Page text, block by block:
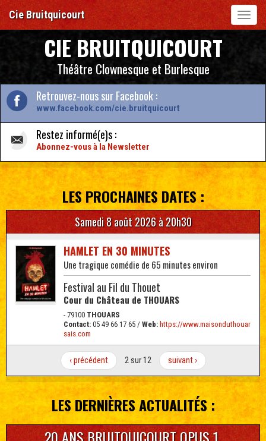
A
o
n
u
p
n
c
i
Cie Bruitquicourt
CIE BRUITQUICOURT
Théâtre Clownesque et Burlesque
Retrouvez-nous sur Facebook :
www.facebook.com/cie.bruitquicourt
Restez informé(e)s :
Abonnez-vous à la Newsletter
LES PROCHAINES DATES :
Samedi 8 août 2026 à 20h30
HAMLET EN 30 MINUTES
Une tragique comédie de 65 minutes environ
Festival au Fil du Thouet
Cour du Château de THOUARS
- 79100 THOUARS
Contact: 05 49 66 17 65 / Web: https://www.maisonduthouar
sais.com
‹ précédent 2 sur 12 suivant ›
LES DERNIÈRES ACTUALITÉS :